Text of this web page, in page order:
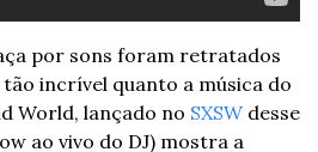
por sons foram retratados
incrível quanto a música do
World, lançado no SXSW desse
ao vivo do DJ) mostra a